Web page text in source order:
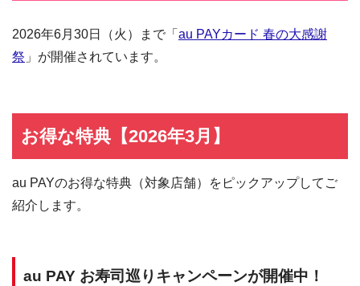
2026年6月30日（火）まで「 au PAYカード 春の大感謝
祭 」が開催されています。
お得な特典【2026年3月】
au PAYのお得な特典（対象店舗）をピックアップしてご
紹介します。
au PAY お寿司巡りキャンペーンが開催中！